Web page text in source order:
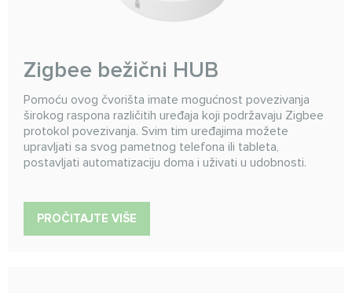
Zigbee bežični HUB
Pomoću ovog čvorišta imate mogućnost povezivanja
širokog raspona različitih uređaja koji podržavaju Zigbee
protokol povezivanja. Svim tim uređajima možete
upravljati sa svog pametnog telefona ili tableta,
postavljati automatizaciju doma i uživati u udobnosti.
PROČITAJTE VIŠE